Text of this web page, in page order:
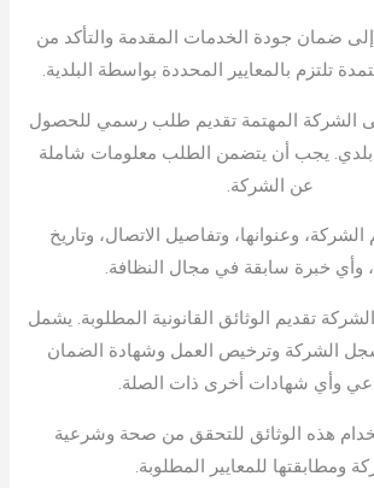
إلى ضمان جودة الخدمات المقدمة والتأكد من
تلتزم بالمعايير المحددة بواسطة البلدية.
الشركة المهتمة تقديم طلب رسمي للحصول
يجب أن يتضمن الطلب معلومات شاملة
عن الشركة.
وعنوانها، وتفاصيل الاتصال، وتاريخ
وأي خبرة سابقة في مجال النظافة.
تقديم الوثائق القانونية المطلوبة. يشمل
الشركة وترخيص العمل وشهادة الضمان
وأي شهادات أخرى ذات الصلة.
هذه الوثائق للتحقق من صحة وشرعية
ومطابقتها للمعايير المطلوبة.